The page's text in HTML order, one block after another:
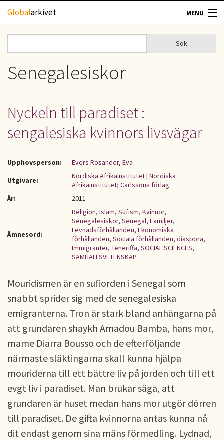
Hoppa till huvudinnehåll
Globalarkivet MENU
TIDSKRIFTER
UPPHOVSRÄTT
Sökformulär
Sök
Senegalesiskor
Nyckeln till paradiset :
sengalesiska kvinnors livsvägar
Upphovsperson:
Evers Rosander, Eva
Utgivare:
Nordiska Afrikainstitutet| Nordiska
Afrikainstitutet; Carlssons förlag
År:
2011
Ämnesord:
Religion, Islam, Sufism, Kvinnor,
Senegalesiskor, Senegal, Familjer,
Levnadsförhållanden, Ekonomiska
förhållanden, Sociala förhållanden, diaspora,
Immigranter, Teneriffa, SOCIAL SCIENCES,
SAMHÄLLSVETENSKAP
Mouridismen är en sufiorden i Senegal som
snabbt sprider sig med de senegalesiska
emigranterna. Tron är stark bland anhängarna på
att grundaren shaykh Amadou Bamba, hans mor,
mame Diarra Bousso och de efterföljande
närmaste släktingarna skall kunna hjälpa
mouriderna till ett bättre liv på jorden och till ett
evgt liv i paradiset. Man brukar säga, att
grundaren är huset medan hans mor utgör dörren
till paradiset. De gifta kvinnorna antas kunna nå
dit endast genom sina mäns förmedling. Lydnad,